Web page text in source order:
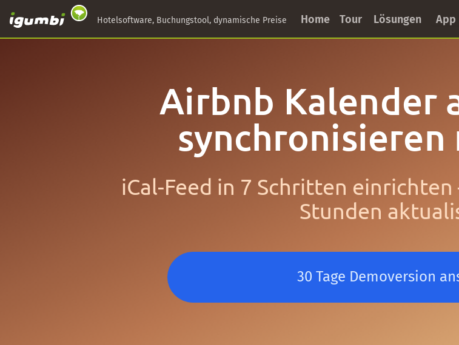
Hotelsoftware, Buchungstool, dynamische Preise Home Tour Lösungen App
Airbnb Kalender
iCal-Feed in 7 Schritten
Stunden
30 Tage Demoversion